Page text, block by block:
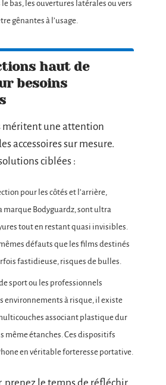
le bas, les ouvertures latérales ou vers
gênantes à l’usage.
haut de
besoins
méritent une attention
accessoires sur mesure.
ciblées :
pour les côtés et l’arrière,
marque Bodyguardz, sont ultra
tout en restant quasi invisibles.
défauts que les films destinés
fastidieuse, risques de bulles.
sport ou les professionnels
environnements à risque, il existe
associant plastique dur
même étanches. Ces dispositifs
en véritable forteresse portative.
prenez le temps de réfléchir